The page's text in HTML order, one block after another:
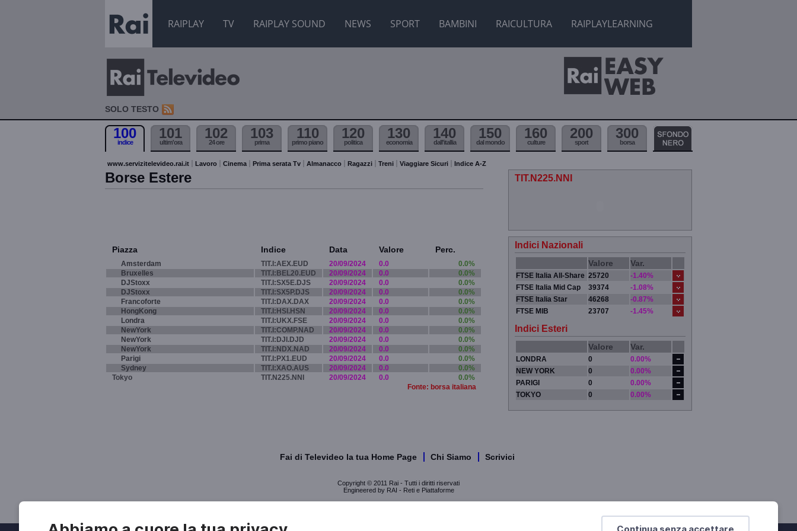
RAIPLAY TV RAIPLAY SOUND NEWS SPORT BAMBINI RAICULTURA RAIPLAYLEARNING
Continua senza accettare
SOLO TESTO
100
indice
101
ultim'ora
102
24 ore
103
prima
110
primo piano
120
politica
130
economia
140
dall'itallia
150
dal mondo
160
culture
200
sport
300
borsa
www.servizitelevideo.rai.it Lavoro Cinema Prima serata Tv Almanacco Ragazzi Treni Viaggiare Sicuri Indice A-Z
Borse Estere
Piazza Indice Data Valore Perc.
Amsterdam TIT.I:AEX.EUD 20/09/2024 0.0
0.0%
Bruxelles
TIT.I:BEL20.EUD 20/09/2024 0.0
0.0%
DJStoxx
TIT.I:SX5E.DJS 20/09/2024 0.0
0.0%
DJStoxx
TIT.I:SX5P.DJS 20/09/2024 0.0
0.0%
Francoforte
TIT.I:DAX.DAX 20/09/2024 0.0
0.0%
HongKong
TIT.I:HSI.HSN 20/09/2024 0.0
0.0%
Londra
TIT.I:UKX.FSE 20/09/2024 0.0
0.0%
NewYork
TIT.I:COMP.NAD 20/09/2024 0.0
0.0%
NewYork
TIT.I:DJI.DJD 20/09/2024 0.0
0.0%
NewYork
TIT.I:NDX.NAD 20/09/2024 0.0
0.0%
Parigi
TIT.I:PX1.EUD 20/09/2024 0.0
0.0%
Sydney
TIT.I:XAO.AUS 20/09/2024 0.0
0.0%
Tokyo
TIT.N225.NNI 20/09/2024 0.0
0.0%
Fonte: borsa italiana
TIT.N225.NNI
Indici Nazionali
Valore Var.
FTSE Italia All-Share 25720
-1.40%
FTSE Italia Mid Cap
39374
-1.08%
FTSE Italia Star
46268
-0.87%
FTSE MIB
23707 -1.45%
Indici Esteri
Valore Var.
LONDRA 0
0.00%
NEW YORK
0
0.00%
PARIGI
0
0.00%
TOKYO
0 0.00%
Fai di Televideo la tua Home Page Chi Siamo Scrivici
Copyright © 2011 Rai - Tutti i diritti riservati
Engineered by RAI - Reti e Piattaforme